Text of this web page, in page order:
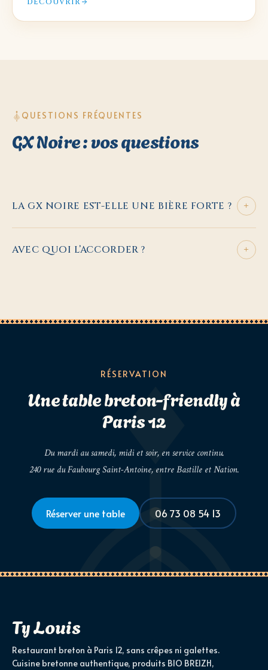
DÉCOUVRIR
QUESTIONS FRÉQUENTES
GX Noire : vos questions
LA GX NOIRE EST-ELLE UNE BIÈRE FORTE ? +
AVEC QUOI L’ACCORDER ? +
RÉSERVATION
Une table breton-friendly à
Paris 12
Du mardi au samedi, midi et soir, en service continu.
240 rue du Faubourg Saint-Antoine, entre Bastille et Nation.
Réserver une table 06 73 08 54 13
Ty Louis
Restaurant breton à Paris 12, sans crêpes ni galettes.
Cuisine bretonne authentique, produits BIO BREIZH,